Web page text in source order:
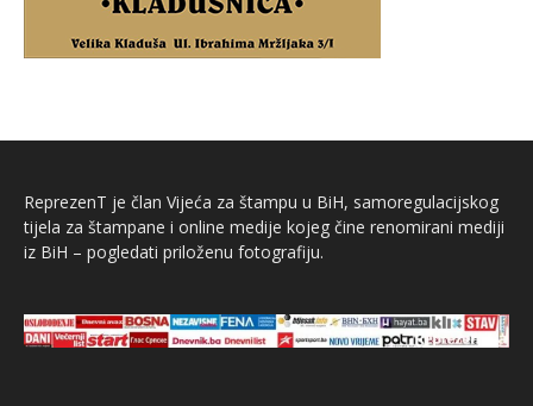
ReprezenT je član Vijeća za štampu u BiH, samoregulacijskog
tijela za štampane i online medije kojeg čine renomirani mediji
iz BiH – pogledati priloženu fotografiju.